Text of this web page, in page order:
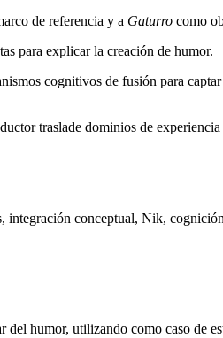
de referencia y a Gaturro como
para explicar la creación de humor.
cognitivos de fusión para
traslade dominios de experiencia
integración conceptual, Nik,
humor, utilizando como caso de